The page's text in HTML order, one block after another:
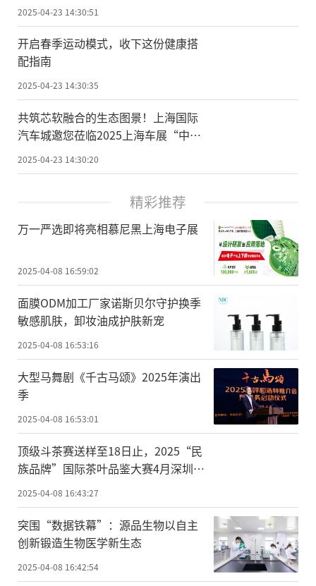
2025-04-23 14:30:51
开启春季运动模式，收下这份健康搭
配指南
2025-04-23 14:30:35
共筑芯软融合的生态图景！上海国际
汽车城邀您莅临2025上海车展“中国
芯”展区
2025-04-23 14:30:20
精彩推荐
万一严选即将亮相慕尼黑上海电子展
2025-04-08 16:59:02
面膜ODM加工厂家诺斯贝尔守护换季
敏感肌肤，卸妆油成护肤新宠
2025-04-08 16:53:16
大型马舞剧《千古马颂》2025年演出
季
2025-04-08 16:53:01
顶级斗茶赛送样至18日止，2025“民
族品牌”国际茶叶品鉴大赛4月深圳举
2025-04-08 16:43:27
突围“数据铁幕”：源品生物以自主
创新锻造生物医学新生态
2025-04-08 16:42:54